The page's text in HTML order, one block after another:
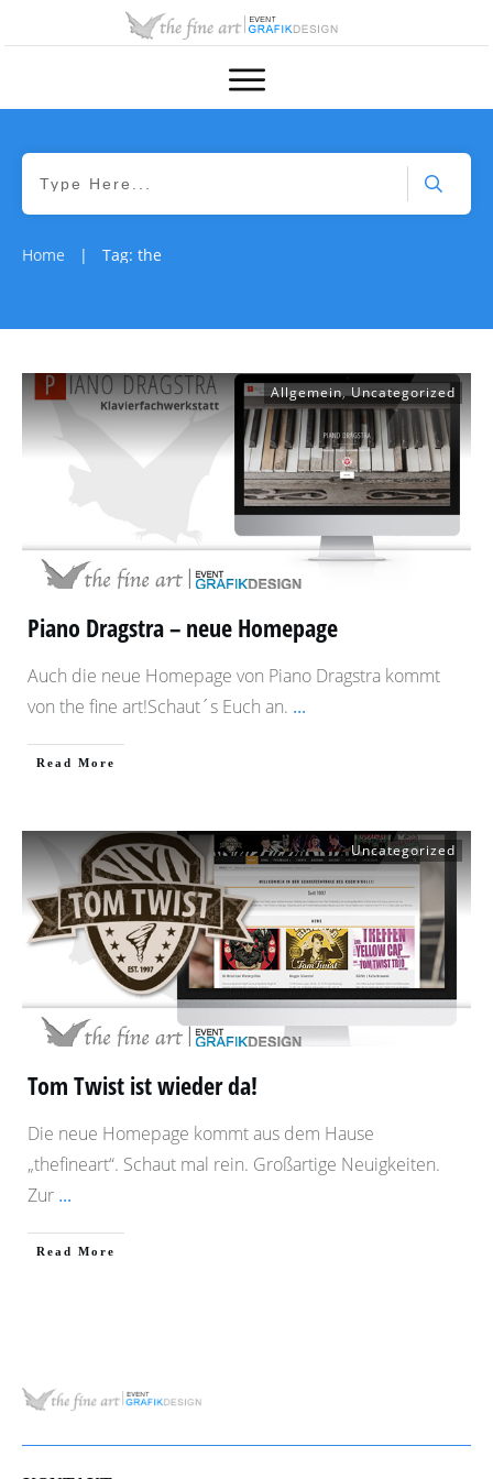
Home | Tag: the
Allgemein,Uncategorized
Piano Dragstra – neue Homepage
Auch die neue Homepage von Piano Dragstra kommt
von the fine art!Schaut´s Euch an. ...
​Read More
Uncategorized
Tom Twist ist wieder da!
Die neue Homepage kommt aus dem Hause
„thefineart“. Schaut mal rein. Großartige Neuigkeiten.
Zur ...
​Read More